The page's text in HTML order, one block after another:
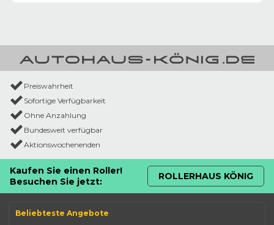
Preiswahrheit
Sofortige Verfügbarkeit
Ohne Anzahlung
Bundesweit verfügbar
Aktionswochenenden
Kaufen Sie einen Roller!
Besuchen Sie jetzt:
ROLLERHAUS KÖNIG
Beliebteste Angebote